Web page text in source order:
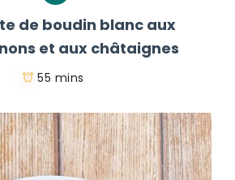
de boudin blanc aux
et aux châtaignes
55 mins